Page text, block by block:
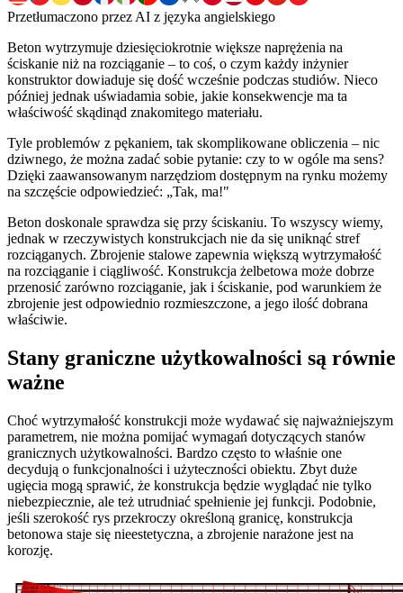
Przetłumaczono przez AI z języka angielskiego
Beton wytrzymuje dziesięciokrotnie większe naprężenia na
ściskanie niż na rozciąganie – to coś, o czym każdy inżynier
konstruktor dowiaduje się dość wcześnie podczas studiów. Nieco
później jednak uświadamia sobie, jakie konsekwencje ma ta
właściwość skądinąd znakomitego materiału.
Tyle problemów z pękaniem, tak skomplikowane obliczenia – nic
dziwnego, że można zadać sobie pytanie: czy to w ogóle ma sens?
Dzięki zaawansowanym narzędziom dostępnym na rynku możemy
na szczęście odpowiedzieć: „Tak, ma!"
Beton doskonale sprawdza się przy ściskaniu. To wszyscy wiemy,
jednak w rzeczywistych konstrukcjach nie da się uniknąć stref
rozciąganych. Zbrojenie stalowe zapewnia większą wytrzymałość
na rozciąganie i ciągliwość. Konstrukcja żelbetowa może dobrze
przenosić zarówno rozciąganie, jak i ściskanie, pod warunkiem że
zbrojenie jest odpowiednio rozmieszczone, a jego ilość dobrana
właściwie.
Stany graniczne użytkowalności są równie
ważne
Choć wytrzymałość konstrukcji może wydawać się najważniejszym
parametrem, nie można pomijać wymagań dotyczących stanów
granicznych użytkowalności. Bardzo często to właśnie one
decydują o funkcjonalności i użyteczności obiektu. Zbyt duże
ugięcia mogą sprawić, że konstrukcja będzie wyglądać nie tylko
niebezpiecznie, ale też utrudniać spełnienie jej funkcji. Podobnie,
jeśli szerokość rys przekroczy określoną granicę, konstrukcja
betonowa staje się nieestetyczna, a zbrojenie narażone jest na
korozję.